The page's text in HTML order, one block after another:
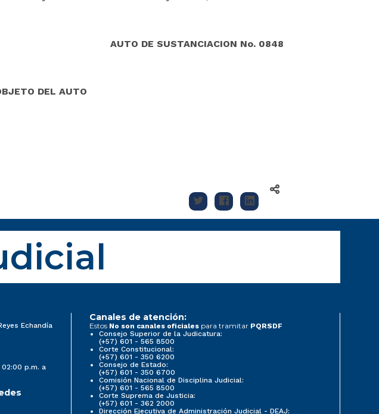
AUTO DE SUSTANCIACION No. 0848
DEL AUTO
Echandía
p.m. a
Canales de atención:
Estos No son canales oficiales para tramitar PQRSDF
Consejo Superior de la Judicatura:
(+57) 601 - 565 8500
Corte Constitucional:
(+57) 601 - 350 6200
Consejo de Estado:
(+57) 601 - 350 6700
Comisión Nacional de Disciplina Judicial:
(+57) 601 - 565 8500
Corte Suprema de Justicia:
(+57) 601 - 362 2000
Dirección Ejecutiva de Administración Judicial - DEAJ: